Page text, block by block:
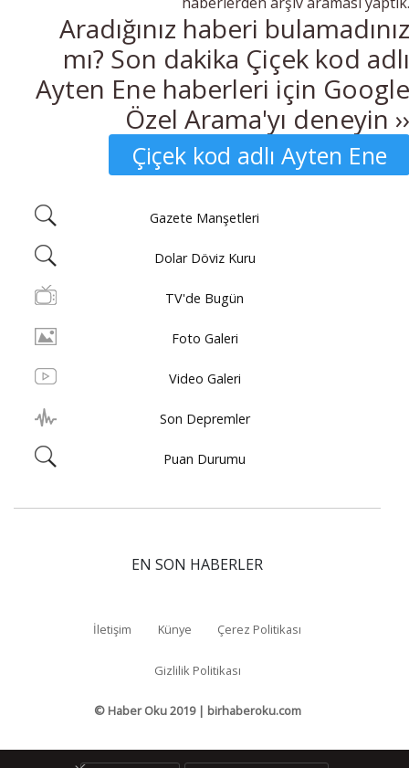
Aradığınız haberi bulamadınız
mı? Son dakika Çiçek kod adlı
Ayten Ene haberleri için Google
Özel Arama'yı deneyin ››
Çiçek kod adlı Ayten Ene
Gazete Manşetleri
Dolar Döviz Kuru
TV'de Bugün
Foto Galeri
Video Galeri
Son Depremler
Puan Durumu
EN SON HABERLER
İletişim Künye Çerez Politikası
Gizlilik Politikası
© Haber Oku 2019 | birhaberoku.com